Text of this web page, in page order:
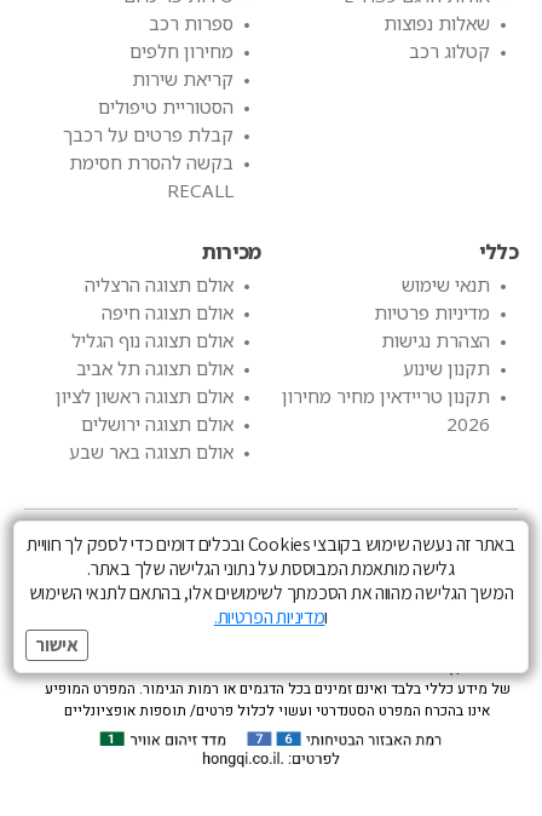
באתר זה נעשה שימוש בקובצי Cookies ובכלים דומים כדי לספק לך חוויית
גלישה מותאמת המבוססת על נתוני הגלישה שלך באתר.
המשך הגלישה מהווה את הסכמתך לשימושים אלו, בהתאם לתנאי השימוש
ומדיניות הפרטיות.
אישור
שאלות נפוצות
קטלוג רכב
ספרות רכב
מחירון חלפים
קריאת שירות
הסטוריית טיפולים
קבלת פרטים על רכבך
בקשה להסרת חסימת
RECALL
כללי
תנאי שימוש
מדיניות פרטיות
הצהרת נגישות
תקנון שינוע
תקנון טריידאין מחיר מחירון
2026
מכירות
אולם תצוגה הרצליה
אולם תצוגה חיפה
אולם תצוגה נוף הגליל
אולם תצוגה תל אביב
אולם תצוגה ראשון לציון
אולם תצוגה ירושלים
אולם תצוגה באר שבע
הצבעים הינם להמחשה בלבד וייתכנו הבדלי גוונים בין הצבעים המופיעים לבין
הצבעים כפי שהם במציאות. השרותים המוצעים כפופים לתנאים והגבלות ( מימון ,
טרייד אין ) וכרוכים בתשלום . התמונות המפרטים והנתונים הנ”ל הינם בעלי אופי
של מידע כללי בלבד ואינם זמינים בכל הדגמים או רמות הגימור. המפרט המופיע
אינו בהכרח המפרט הסטנדרטי ועשוי לכלול פרטים/ תוספות אופציונליים
בתשלום. היצרן והחברה שומרים לעצמם לתקן או לשנות את הנתונים והמפרטים
השונים בכל עת וללא הודעה מוקדמת. המפרט המחייב הוא זה שייכלל בהסכם